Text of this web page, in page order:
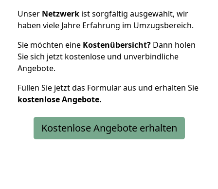
Unser Netzwerk ist sorgfältig ausgewählt, wir
haben viele Jahre Erfahrung im Umzugsbereich.
Sie möchten eine Kostenübersicht? Dann holen
Sie sich jetzt kostenlose und unverbindliche
Angebote.
Füllen Sie jetzt das Formular aus und erhalten Sie
kostenloseAngebote.
Kostenlose Angebote erhalten